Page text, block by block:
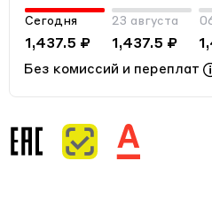
Сегодня
1,437.5 ₽
23 августа
1,437.5 ₽
Без комиссий и переплат